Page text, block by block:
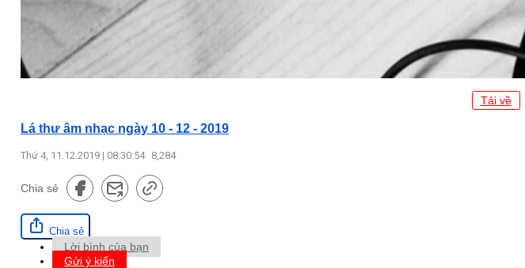
Tải về
Lá thư âm nhạc ngày 10 - 12 - 2019
Thứ 4, 11.12.2019 | 08:30:54 8,284
Chia sẻ
Chia sẻ
Lời bình của bạn
Gửi ý kiến